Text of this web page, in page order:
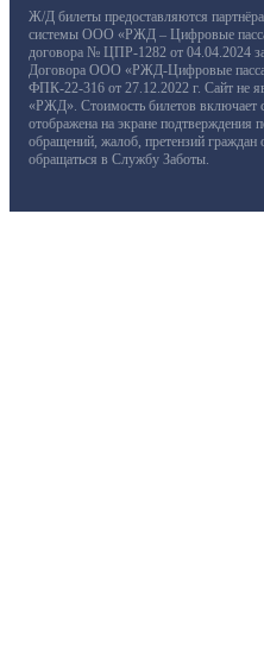
Ж/Д билеты предоставляются
системы ООО «РЖД – Цифровые
договора № ЦПР-1282 от 04.04.2024
Договора ООО «РЖД-Цифровые
ФПК-22-316 от 27.12.2022 г. Сайт не
«РЖД». Стоимость билетов включает
отображена на экране подтверждения
обращений, жалоб, претензий
обращаться в Службу Заботы.